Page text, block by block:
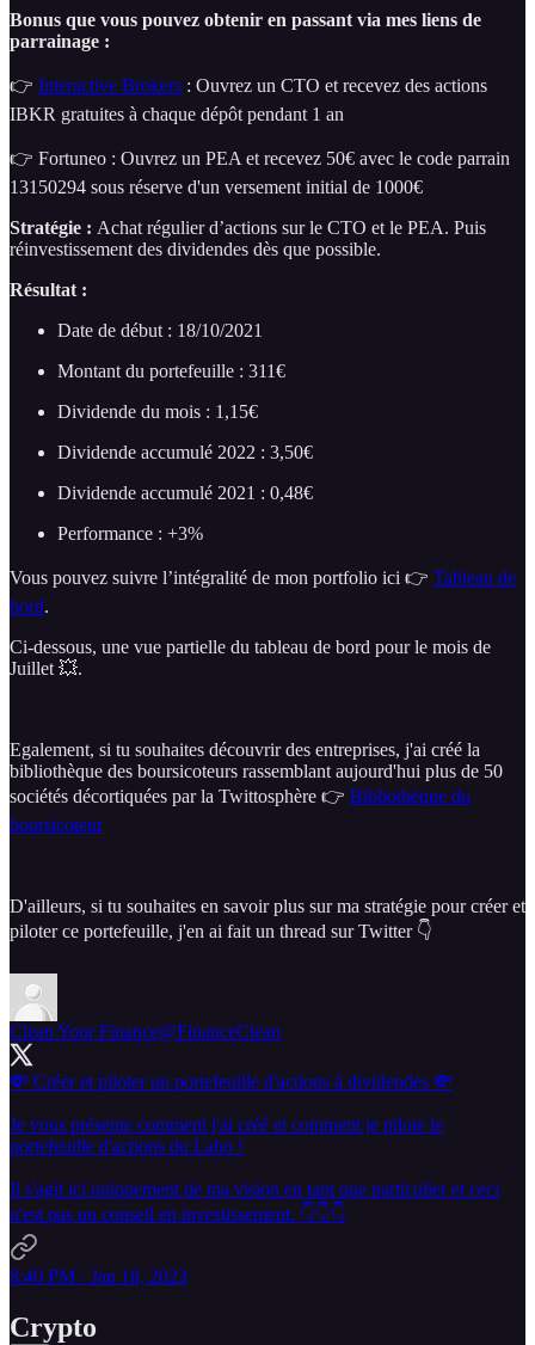
Bonus que vous pouvez obtenir en passant via mes liens de
parrainage :
👉 Interactive Brokers : Ouvrez un CTO et recevez des actions
IBKR gratuites à chaque dépôt pendant 1 an
👉 Fortuneo : Ouvrez un PEA et recevez 50€ avec le code parrain
13150294 sous réserve d'un versement initial de 1000€
Stratégie : Achat régulier d’actions sur le CTO et le PEA. Puis
réinvestissement des dividendes dès que possible.
Résultat :
Date de début : 18/10/2021
Montant du portefeuille : 311€
Dividende du mois : 1,15€
Dividende accumulé 2022 : 3,50€
Dividende accumulé 2021 : 0,48€
Performance : +3%
Vous pouvez suivre l’intégralité de mon portfolio ici 👉 Tableau de
bord.
Ci-dessous, une vue partielle du tableau de bord pour le mois de
Juillet 💥.
Egalement, si tu souhaites découvrir des entreprises, j'ai créé la
bibliothèque des boursicoteurs rassemblant aujourd'hui plus de 50
sociétés décortiquées par la Twittosphère 👉 Bibliothèque du
boursicoteur
D'ailleurs, si tu souhaites en savoir plus sur ma stratégie pour créer et
piloter ce portefeuille, j'en ai fait un thread sur Twitter 👇
Clean Your Finance@FinanceClean
💸 Créer et piloter un portefeuille d'actions à dividendes 💸
Je vous présente comment j'ai créé et comment je pilote le
portefeuille d'actions du Labo !
Il s'agit ici uniquement de ma vision en tant que particulier et ceci
n'est pas un conseil en investissement. 👇👇👇
8:40 PM · Jan 18, 2023
Crypto